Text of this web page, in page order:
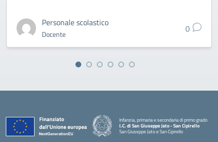
Personale scolastico
Docente 0
Infanzia, primaria e secondaria di primo grado
I.C. di San Giuseppe Jato - San Cipirello
San Giuseppe Jato e San Cipirello